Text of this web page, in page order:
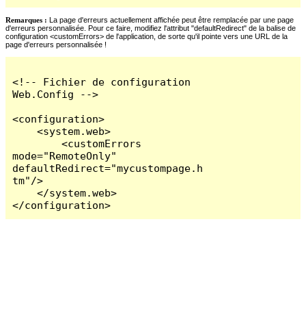
Remarques : La page d'erreurs actuellement affichée peut être remplacée par une page
d'erreurs personnalisée. Pour ce faire, modifiez l'attribut "defaultRedirect" de la balise de
configuration <customErrors> de l'application, de sorte qu'il pointe vers une URL de la
page d'erreurs personnalisée !
<!-- Fichier de configuration
Web.Config -->
<configuration>
    <system.web>
        <customErrors
mode="RemoteOnly"
defaultRedirect="mycustompage.h
tm"/>
    </system.web>
</configuration>